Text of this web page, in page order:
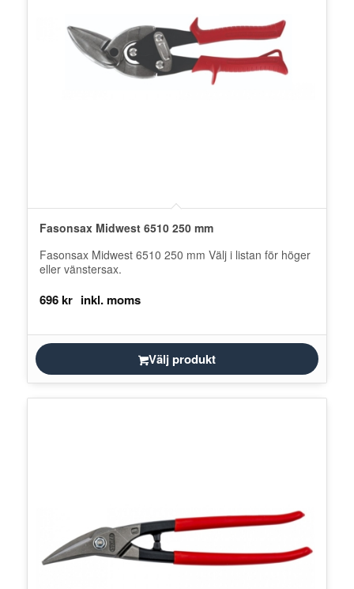
Fasonsax Midwest 6510 250 mm
Fasonsax Midwest 6510 250 mm Välj i listan för höger
eller vänstersax.
696kr
Välj produkt